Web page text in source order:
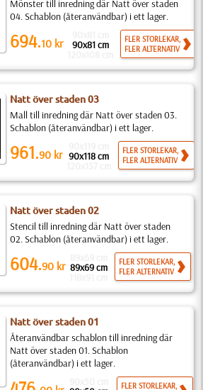
Mönster till inredning där Natt över staden
04. Schablon (återanvändbar) i ett lager.
694.10 kr 90x81 cm
FLER STORLEKAR,
FLER ALTERNATIV
Natt över staden 03
Mall till inredning där Natt över staden 03.
Schablon (återanvändbar) i ett lager.
961.90 kr 90x118 cm
FLER STORLEKAR,
FLER ALTERNATIV
Natt över staden 02
Stencil till inredning där Natt över staden
02. Schablon (återanvändbar) i ett lager.
604.90 kr 89x69 cm
FLER STORLEKAR,
FLER ALTERNATIV
Natt över staden 01
Återanvändbar schablon till inredning där
Natt över staden 01. Schablon
(återanvändbar) i ett lager.
FLER STORLEKAR,